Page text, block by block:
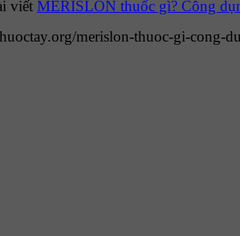
viết MERISLON thuốc gì? Công
merislon-thuoc-gi-cong-